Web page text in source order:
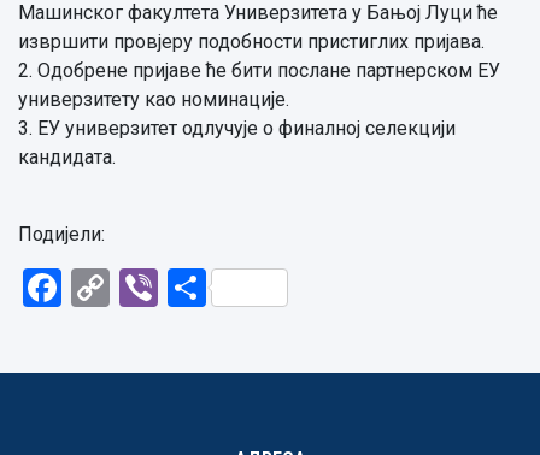
Машинског факултета Универзитета у Бањој Луци ће
извршити провјеру подобности пристиглих пријава.
2. Одобрене пријаве ће бити послане партнерском ЕУ
универзитету као номинације.
3. ЕУ универзитет одлучује о финалној селекцији
кандидата.
Подијели:
Facebook
CopyViberShare